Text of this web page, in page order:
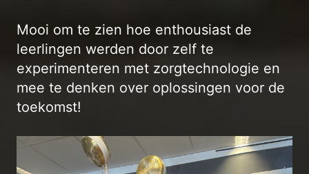
Mooi om te zien hoe enthousiast de
leerlingen werden door zelf te
experimenteren met zorgtechnologie en
mee te denken over oplossingen voor de
toekomst!